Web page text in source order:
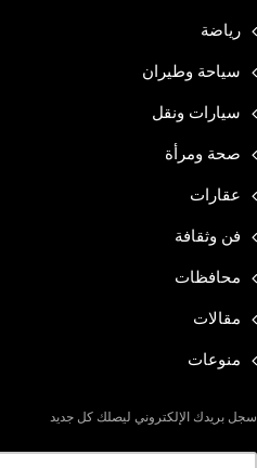
رياضة
سياحة وطيران
سيارات ونقل
صحة ومرأة
عقارات
فن وثقافة
محافظات
مقالات
منوعات
سجل بريدك الإلكتروني ليصلك كل جديد